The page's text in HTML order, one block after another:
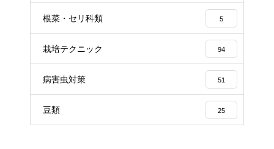
根菜・セリ科類 5
栽培テクニック 94
病害虫対策 51
豆類 25